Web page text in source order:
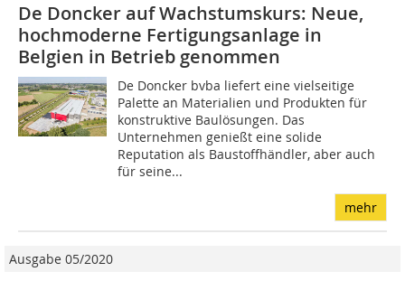
De Doncker auf Wachstumskurs: Neue,
hochmoderne Fertigungsanlage in
Belgien in Betrieb genommen
De Doncker bvba liefert eine vielseitige
Palette an Materialien und Produkten für
konstruktive Baulösungen. Das
Unternehmen genießt eine solide
Reputation als Baustoffhändler, aber auch
für seine...
mehr
Ausgabe 05/2020